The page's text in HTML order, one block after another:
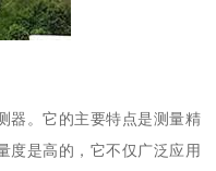
器。它的主要特点是测量精
度是高的，它不仅广泛应用